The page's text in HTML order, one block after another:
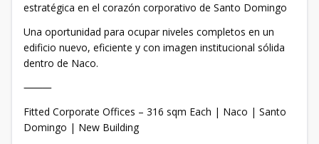
estratégica en el corazón corporativo de Santo Domingo
Una oportunidad para ocupar niveles completos en un
edificio nuevo, eficiente y con imagen institucional sólida
dentro de Naco.
⸻
Fitted Corporate Offices – 316 sqm Each | Naco | Santo
Domingo | New Building